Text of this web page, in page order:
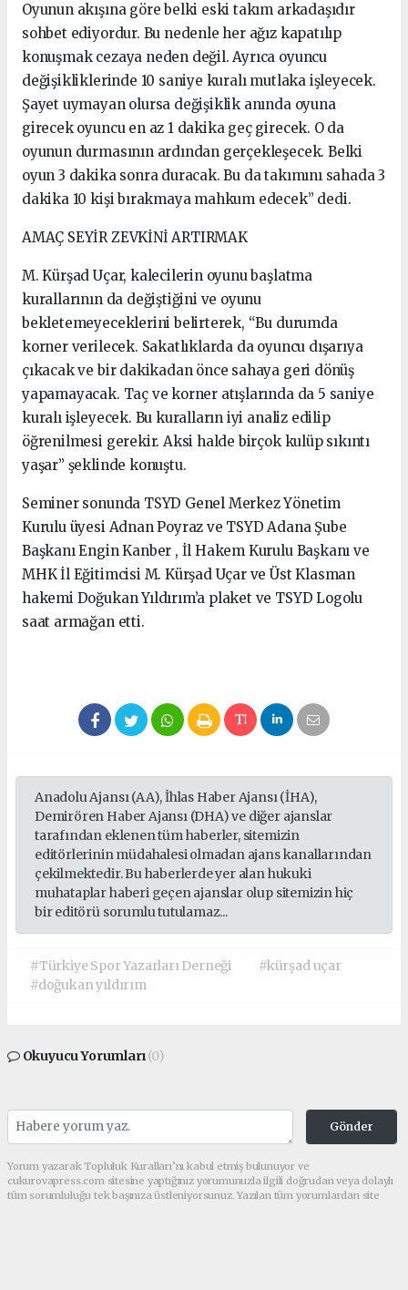
Oyunun akışına göre belki eski takım arkadaşıdır
sohbet ediyordur. Bu nedenle her ağız kapatılıp
konuşmak cezaya neden değil. Ayrıca oyuncu
değişikliklerinde 10 saniye kuralı mutlaka işleyecek.
Şayet uymayan olursa değişiklik anında oyuna
girecek oyuncu en az 1 dakika geç girecek. O da
oyunun durmasının ardından gerçekleşecek. Belki
oyun 3 dakika sonra duracak. Bu da takımını sahada 3
dakika 10 kişi bırakmaya mahkum edecek” dedi.
AMAÇ SEYİR ZEVKİNİ ARTIRMAK
M. Kürşad Uçar, kalecilerin oyunu başlatma
kurallarının da değiştiğini ve oyunu
bekletemeyeceklerini belirterek, “Bu durumda
korner verilecek. Sakatlıklarda da oyuncu dışarıya
çıkacak ve bir dakikadan önce sahaya geri dönüş
yapamayacak. Taç ve korner atışlarında da 5 saniye
kuralı işleyecek. Bu kuralların iyi analiz edilip
öğrenilmesi gerekir. Aksi halde birçok kulüp sıkıntı
yaşar” şeklinde konuştu.
Seminer sonunda TSYD Genel Merkez Yönetim
Kurulu üyesi Adnan Poyraz ve TSYD Adana Şube
Başkanı Engin Kanber , İl Hakem Kurulu Başkanı ve
MHK İl Eğitimcisi M. Kürşad Uçar ve Üst Klasman
hakemi Doğukan Yıldırım’a plaket ve TSYD Logolu
saat armağan etti.
Anadolu Ajansı (AA), İhlas Haber Ajansı (İHA),
Demirören Haber Ajansı (DHA) ve diğer ajanslar
tarafından eklenen tüm haberler, sitemizin
editörlerinin müdahalesi olmadan ajans kanallarından
çekilmektedir. Bu haberlerde yer alan hukuki
muhataplar haberi geçen ajanslar olup sitemizin hiç
bir editörü sorumlu tutulamaz...
#Türkiye Spor Yazarları Derneği
#kürşad uçar
#doğukan yıldırım
Okuyucu Yorumları(0)
Gönder
Yorum yazarak Topluluk Kuralları’nı kabul etmiş bulunuyor ve
cukurovapress.com sitesine yaptığınız yorumunuzla ilgili doğrudan veya dolaylı
tüm sorumluluğu tek başınıza üstleniyorsunuz. Yazılan tüm yorumlardan site